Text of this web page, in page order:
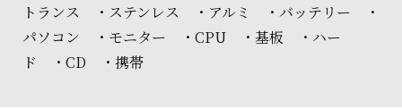
トランス ・ステンレス ・アルミ ・バッテリー ・
パソコン ・モニター ・CPU ・基板 ・ハー
ド ・CD ・携帯